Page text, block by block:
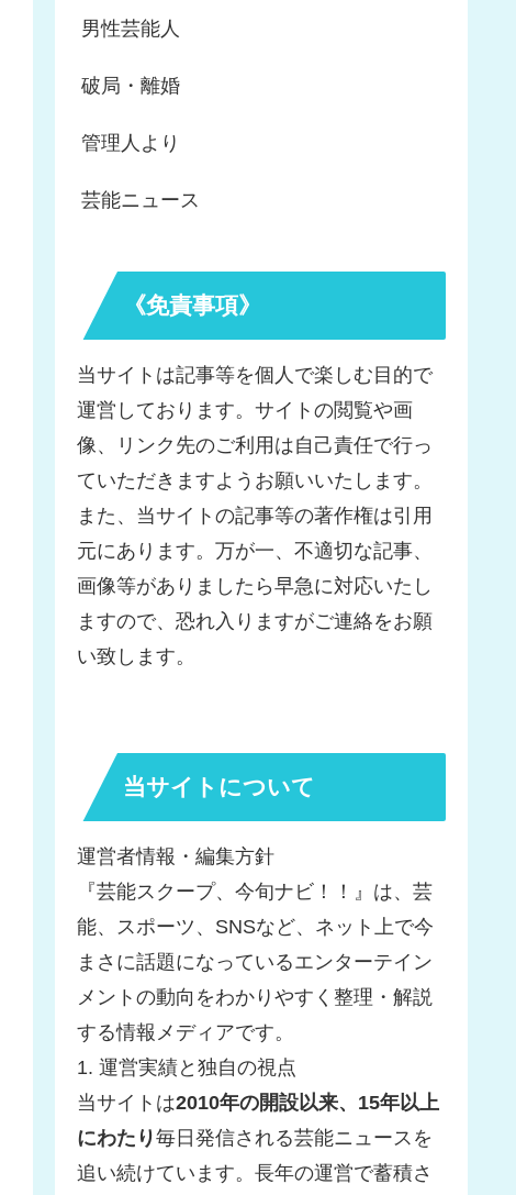
男性芸能人
破局・離婚
管理人より
芸能ニュース
《免責事項》
当サイトは記事等を個人で楽しむ目的で
運営しております。サイトの閲覧や画
像、リンク先のご利用は自己責任で行っ
ていただきますようお願いいたします。
また、当サイトの記事等の著作権は引用
元にあります。万が一、不適切な記事、
画像等がありましたら早急に対応いたし
ますので、恐れ入りますがご連絡をお願
い致します。
当サイトについて
運営者情報・編集方針
『芸能スクープ、今旬ナビ！！』は、芸
能、スポーツ、SNSなど、ネット上で今
まさに話題になっているエンターテイン
メントの動向をわかりやすく整理・解説
する情報メディアです。
1. 運営実績と独自の視点
当サイトは2010年の開設以来、15年以上
にわたり毎日発信される芸能ニュースを
追い続けています。長年の運営で蓄積さ